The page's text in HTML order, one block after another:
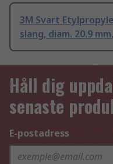
3M Svart
slang, diam. 20.9
Håll dig
senaste
E-postadress